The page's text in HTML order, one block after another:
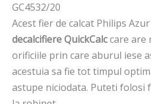
GC4532/20
Acest fier de calcat Philips
decalcifiere QuickCalccare are
orificiile prin care aburul iese
acestuia sa fie tot timpul
astupe niciodata. Puteti folosi